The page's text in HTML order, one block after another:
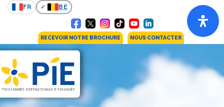
FR BE
RECEVOIR NOTRE BROCHURE NOUS CONTACTER